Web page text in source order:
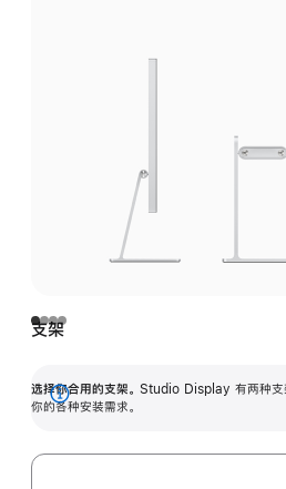
支架
选择你合用的支架。 Studio Display 有两种支
你的各种安装需求。
展